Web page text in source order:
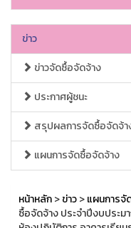
ข่าว
ข่าวจัดซื้อจัดจ้าง
ประกาศผู้ชนะ
สรุปผลการจัดซื้อจัดจ้า
แผนการจัดซื้อจัดจ้าง
หน้าหลัก>ข่าว>แผนการจั
ซื้อจัดจ้าง ประจำปีงบประ